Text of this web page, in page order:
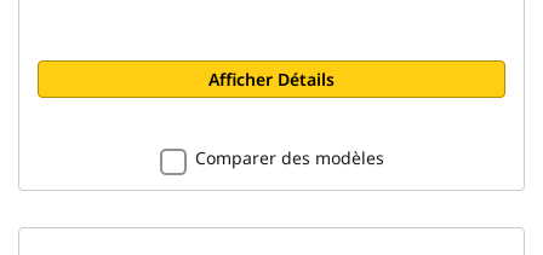
Afficher Détails
Comparer des modèles